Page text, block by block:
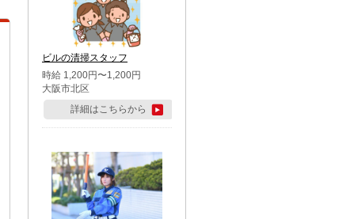
市・柏市・流山市・八千代
市・足立区・江戸川区・八王
子市・町田市
ビルの清掃スタッフ
時給 1,200円〜1,200円
大阪市北区
詳細はこちらから